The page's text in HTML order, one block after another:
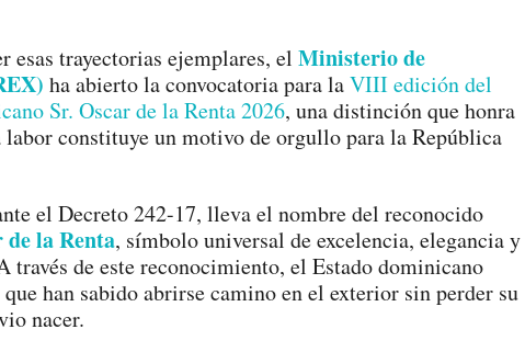
esas trayectorias ejemplares, el Ministerio de
ha abierto la convocatoria para laVIII edición del
Sr. Oscar de la Renta 2026, una distinción que honra
constituye un motivo de orgullo para la República
el Decreto 242-17, lleva el nombre del reconocido
de la Renta, símbolo universal de excelencia, elegancia y
través de este reconocimiento, el Estado dominicano
han sabido abrirse camino en el exterior sin perder su
nacer.